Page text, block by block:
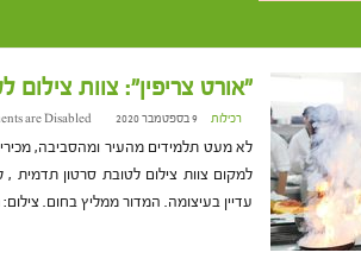
"אורט צריפין": צוות צילום
רכילות 9 בספטמבר 2020 at 15:31 are Disabled
לא מעט תלמידים מהעיר ומהסביבה,
למקום צוות צילום לטובת סרטון
עדיין בעיצומה. המדור ממליץ בחום. צילום: